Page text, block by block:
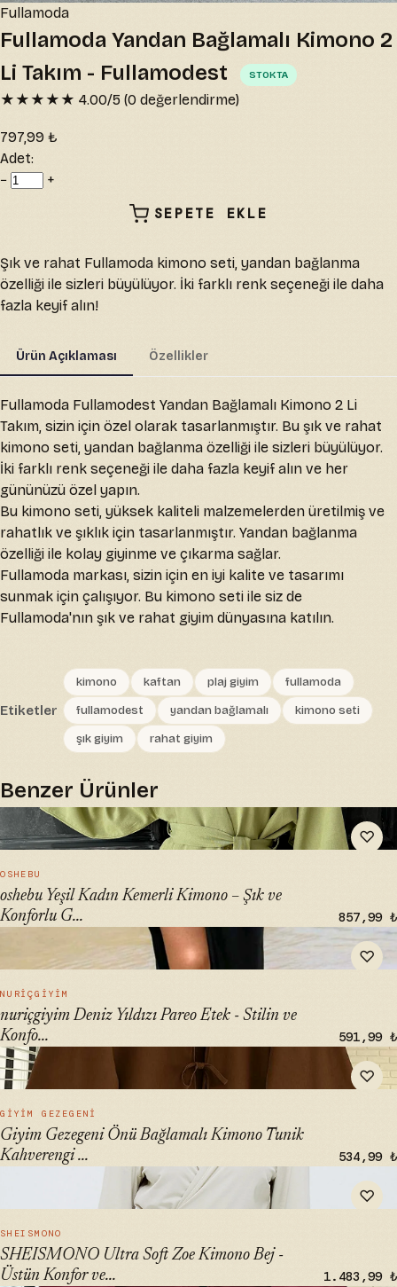
Fullamoda
Fullamoda Yandan Bağlamalı Kimono 2
Li Takım - Fullamodest
STOKTA
★★★★★ 4.00/5 (0 değerlendirme)
797,99 ₺
Adet:
−
+
SEPETE EKLE
Şık ve rahat Fullamoda kimono seti, yandan bağlanma
özelliği ile sizleri büyülüyor. İki farklı renk seçeneği ile daha
fazla keyif alın!
Ürün Açıklaması Özellikler
Fullamoda Fullamodest Yandan Bağlamalı Kimono 2 Li
Takım, sizin için özel olarak tasarlanmıştır. Bu şık ve rahat
kimono seti, yandan bağlanma özelliği ile sizleri büyülüyor.
İki farklı renk seçeneği ile daha fazla keyif alın ve her
gününüzü özel yapın.
Bu kimono seti, yüksek kaliteli malzemelerden üretilmiş ve
rahatlık ve şıklık için tasarlanmıştır. Yandan bağlanma
özelliği ile kolay giyinme ve çıkarma sağlar.
Fullamoda markası, sizin için en iyi kalite ve tasarımı
sunmak için çalışıyor. Bu kimono seti ile siz de
Fullamoda'nın şık ve rahat giyim dünyasına katılın.
Etiketler
kimono kaftan plaj giyim
fullamoda
fullamodest
yandan bağlamalı
kimono seti
şık giyim
rahat giyim
Benzer Ürünler
♡
" alt="oshebu Yeşil Kadın Kemerli Kimono – Şık ve Konforlu
Giyim Seçeneği" loading="lazy">
OSHEBU
oshebu Yeşil Kadın Kemerli Kimono – Şık ve
Konforlu G...
857,99 ₺
♡
" alt="nuriçgiyim Deniz Yıldızı Pareo Etek - Stilin ve Konforun
İçinde Birleşiyor" loading="lazy">
NURIÇGIYIM
nuriçgiyim Deniz Yıldızı Pareo Etek - Stilin ve
Konfo...
591,99 ₺
♡
" alt="Giyim Gezegeni Önü Bağlamalı Kimono Tunik
Kahverengi Oversize Yeni Sezon" loading="lazy">
GIYIM GEZEGENI
Giyim Gezegeni Önü Bağlamalı Kimono Tunik
Kahverengi ...
534,99 ₺
♡
" alt="SHEISMONO Ultra Soft Zoe Kimono Bej - Üstün
Konfor ve Şıklık" loading="lazy">
SHEISMONO
SHEISMONO Ultra Soft Zoe Kimono Bej -
Üstün Konfor ve...
1.483,99 ₺